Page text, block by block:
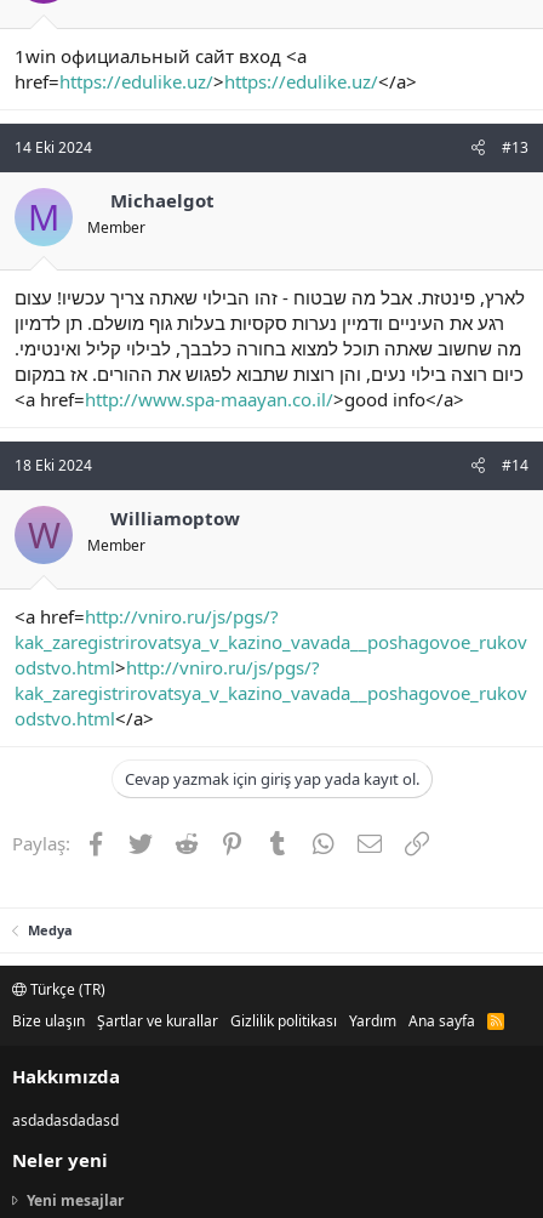
1win официальный сайт вход <a
href=https://edulike.uz/>https://edulike.uz/</a>
14 Eki 2024 #13
M Michaelgot
Member
לארץ, פינטזת. אבל מה שבטוח - זהו הבילוי שאתה צריך עכשיו! עצום
רגע את העיניים ודמיין נערות סקסיות בעלות גוף מושלם. תן לדמיון
מה שחשוב שאתה תוכל למצוא בחורה כלבבך, לבילוי קליל ואינטימי.
כיום רוצה בילוי נעים, והן רוצות שתבוא לפגוש את ההורים. אז במקום
<a href=http://www.spa-maayan.co.il/>good info</a>
18 Eki 2024 #14
W Williamoptow
Member
<a href=http://vniro.ru/js/pgs/?
kak_zaregistrirovatsya_v_kazino_vavada__poshagovoe_rukov
odstvo.html>http://vniro.ru/js/pgs/?
kak_zaregistrirovatsya_v_kazino_vavada__poshagovoe_rukov
odstvo.html</a>
Cevap yazmak için giriş yap yada kayıt ol.
Paylaş: Facebook
TwitterReddit PinterestTumblrWhatsApp
E-postaLink
Medya
Türkçe (TR)
Bize ulaşın Şartlar ve kurallar Gizlilik politikası Yardım Ana sayfa
R
Hakkımızda
asdadasdadasd
Neler yeni
Yeni mesajlar